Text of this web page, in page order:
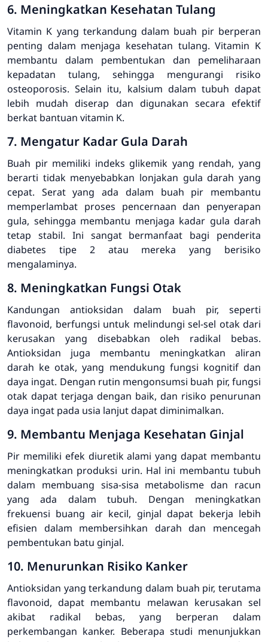
6. Meningkatkan Kesehatan Tulang
Vitamin K yang terkandung dalam buah pir berperan
penting dalam menjaga kesehatan tulang. Vitamin K
membantu dalam pembentukan dan pemeliharaan
kepadatan tulang, sehingga mengurangi risiko
osteoporosis. Selain itu, kalsium dalam tubuh dapat
lebih mudah diserap dan digunakan secara efektif
berkat bantuan vitamin K.
7. Mengatur Kadar Gula Darah
Buah pir memiliki indeks glikemik yang rendah, yang
berarti tidak menyebabkan lonjakan gula darah yang
cepat. Serat yang ada dalam buah pir membantu
memperlambat proses pencernaan dan penyerapan
gula, sehingga membantu menjaga kadar gula darah
tetap stabil. Ini sangat bermanfaat bagi penderita
diabetes tipe 2 atau mereka yang berisiko
mengalaminya.
8. Meningkatkan Fungsi Otak
Kandungan antioksidan dalam buah pir, seperti
flavonoid, berfungsi untuk melindungi sel-sel otak dari
kerusakan yang disebabkan oleh radikal bebas.
Antioksidan juga membantu meningkatkan aliran
darah ke otak, yang mendukung fungsi kognitif dan
daya ingat. Dengan rutin mengonsumsi buah pir, fungsi
otak dapat terjaga dengan baik, dan risiko penurunan
daya ingat pada usia lanjut dapat diminimalkan.
9. Membantu Menjaga Kesehatan Ginjal
Pir memiliki efek diuretik alami yang dapat membantu
meningkatkan produksi urin. Hal ini membantu tubuh
dalam membuang sisa-sisa metabolisme dan racun
yang ada dalam tubuh. Dengan meningkatkan
frekuensi buang air kecil, ginjal dapat bekerja lebih
efisien dalam membersihkan darah dan mencegah
pembentukan batu ginjal.
10. Menurunkan Risiko Kanker
Antioksidan yang terkandung dalam buah pir, terutama
flavonoid, dapat membantu melawan kerusakan sel
akibat radikal bebas, yang berperan dalam
perkembangan kanker. Beberapa studi menunjukkan